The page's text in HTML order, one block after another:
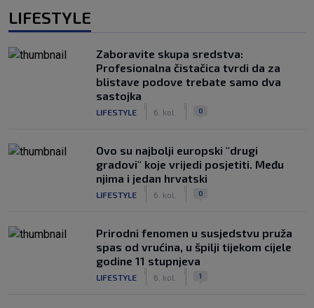
LIFESTYLE
Zaboravite skupa sredstva:
Profesionalna čistačica tvrdi da za
blistave podove trebate samo dva
sastojka
LIFESTYLE 6. kol. 0
Ovo su najbolji europski "drugi
gradovi" koje vrijedi posjetiti. Među
njima i jedan hrvatski
LIFESTYLE 6. kol. 0
Prirodni fenomen u susjedstvu pruža
spas od vrućina, u špilji tijekom cijele
godine 11 stupnjeva
LIFESTYLE 6. kol. 1